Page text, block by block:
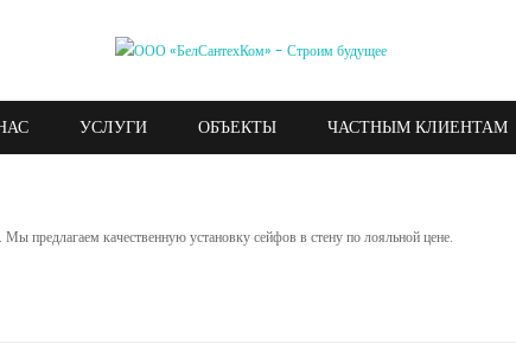
УСЛУГИ ОБЪЕКТЫ ЧАСТНЫМ КЛИЕНТАМ
. Мы предлагаем качественную установку сейфов в стену по лояльной цене.